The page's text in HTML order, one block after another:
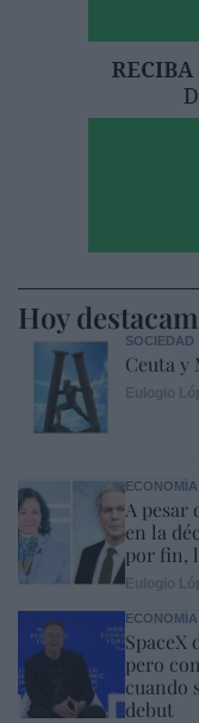
Hoy
SOCIEDAD
Ceuta y
ECONOMÍA
A pesar
en la
por fin,
ECONOMÍA
SpaceX
pero
cuando
debut